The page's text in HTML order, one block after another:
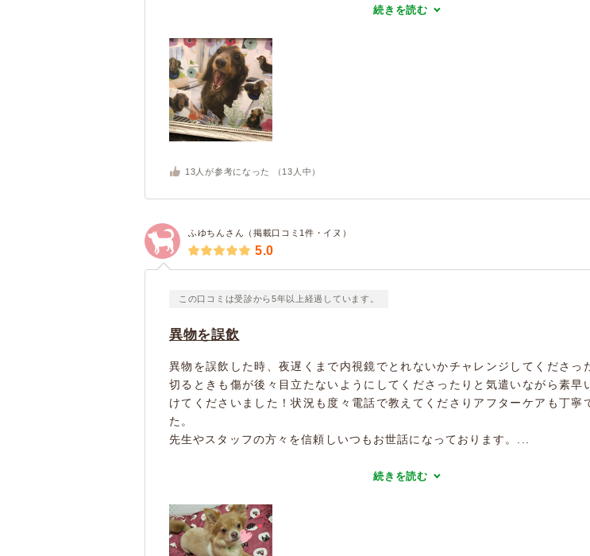
続きを読む
13 人が参考になった （ 13 人中）
ふゆちんさん（掲載口コミ1件・イヌ）
5.0
この口コミは受診から5年以上経過しています。
異物を誤飲
異物を誤飲した時、夜遅くまで内視鏡でとれないかチャレンジしてくださっ
切るときも傷が後々目立たないようにしてくださったりと気遣いながら素早
けてくださいました！状況も度々電話で教えてくださりアフターケアも丁寧
た。
先生やスタッフの方々を信頼しいつもお世話になっております。...
続きを読む